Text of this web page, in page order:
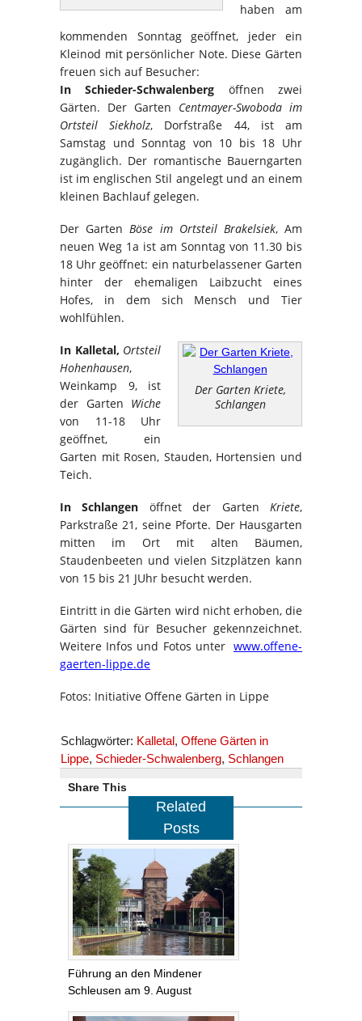
haben am
kommenden Sonntag geöffnet, jeder ein
Kleinod mit persönlicher Note. Diese Gärten
freuen sich auf Besucher:
In Schieder-Schwalenberg öffnen zwei
Gärten. Der Garten Centmayer-Swoboda im
Ortsteil Siekholz, Dorfstraße 44, ist am
Samstag und Sonntag von 10 bis 18 Uhr
zugänglich. Der romantische Bauerngarten
ist im englischen Stil angelegt und an einem
kleinen Bachlauf gelegen.
Der GartenBöse im Ortsteil Brakelsiek, Am
neuen Weg 1a ist am Sonntag von 11.30 bis
18 Uhr geöffnet: ein naturbelassener Garten
hinter der ehemaligen Laibzucht eines
Hofes, in dem sich Mensch und Tier
wohlfühlen.
Der Garten Kriete,
Schlangen
In Kalletal, Ortsteil
Hohenhausen,
Weinkamp 9, ist
der Garten Wiche
von 11-18 Uhr
geöffnet, ein
Garten mit Rosen, Stauden, Hortensien und
Teich.
In Schlangen öffnet der GartenKriete,
Parkstraße 21, seine Pforte. Der Hausgarten
mitten im Ort mit alten Bäumen,
Staudenbeeten und vielen Sitzplätzen kann
von 15 bis 21 JUhr besucht werden.
Eintritt in die Gärten wird nicht erhoben, die
Gärten sind für Besucher gekennzeichnet.
Weitere Infos und Fotos unter www.offene-
gaerten-lippe.de
Fotos: Initiative Offene Gärten in Lippe
Schlagwörter: Kalletal, Offene Gärten in
Lippe, Schieder-Schwalenberg, Schlangen
Share This
Related
Posts
Führung an den Mindener
Schleusen am 9. August